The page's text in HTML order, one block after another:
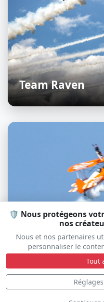
🛡️ Nous protégeons
nos
Nous et nos partenaires
personnaliser le
Tout
Team Raven